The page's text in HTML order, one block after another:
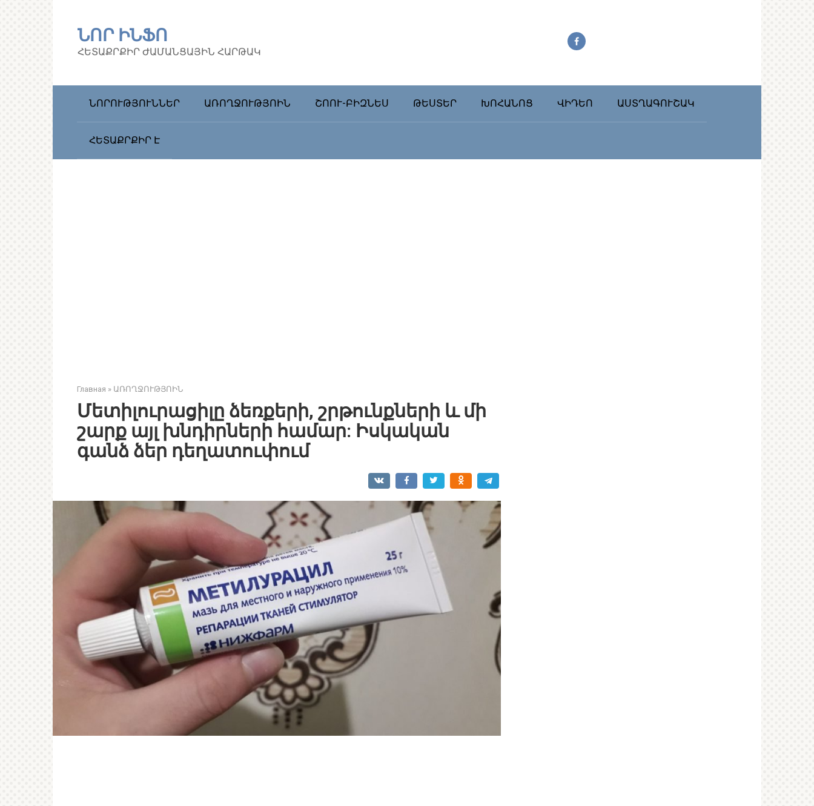
ՆՈՐ ԻՆՖՈ
ՀԵՏԱՔՐՔԻՐ ԺԱՄԱՆՑԱՅԻՆ ՀԱՐԹԱԿ
ՆՈՐՈՒԹՅՈՒՆՆԵՐ ԱՌՈՂՋՈՒԹՅՈԻՆ ՇՈՈՒ-ԲԻԶՆԵՍ ԹԵՍՏԵՐ ԽՈՀԱՆՈՑ ՎԻԴԵՈ ԱՍՏՂԱԳՈՒՇԱԿ
ՀԵՏԱՔՐՔԻՐ Է
Главная » ԱՌՈՂՋՈՒԹՅՈԻՆ
Մետիլուրացիլը ձեռքերի, շրթունքների և մի
շարք այլ խնդիրների համար: Իսկական
գանձ ձեր դեղատուփում